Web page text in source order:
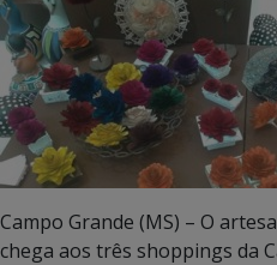
Campo Grande (MS) – O
chega aos três shoppings da